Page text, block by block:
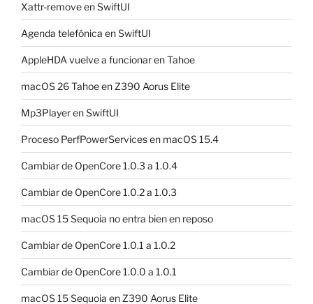
Xattr-remove en SwiftUI
Agenda telefónica en SwiftUI
AppleHDA vuelve a funcionar en Tahoe
macOS 26 Tahoe en Z390 Aorus Elite
Mp3Player en SwiftUI
Proceso PerfPowerServices en macOS 15.4
Cambiar de OpenCore 1.0.3 a 1.0.4
Cambiar de OpenCore 1.0.2 a 1.0.3
macOS 15 Sequoia no entra bien en reposo
Cambiar de OpenCore 1.0.1 a 1.0.2
Cambiar de OpenCore 1.0.0 a 1.0.1
macOS 15 Sequoia en Z390 Aorus Elite